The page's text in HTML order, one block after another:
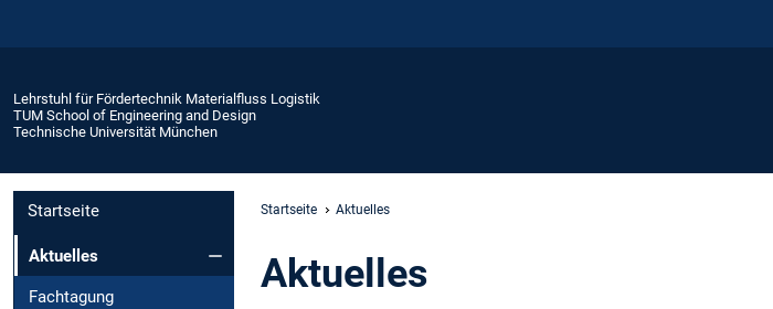
Lehrstuhl für Fördertechnik Materialfluss Logistik
TUM School of Engineering and Design
Technische Universität München
Startseite
Aktuelles
Fachtagung
Startseite Aktuelles
Aktuelles